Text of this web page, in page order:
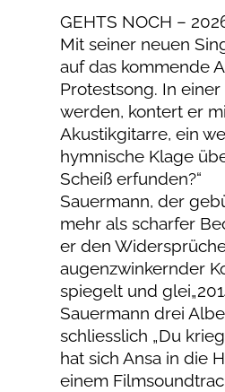
GEHTS NOCH –
Mit seiner neuen
auf das kommende
Protestsong. In
werden, kontert er
Akustikgitarre, ein
hymnische Klage
Scheiß erfunden?“
Sauermann, der
mehr als scharfer
er den
augenzwinkernder
spiegelt und
Sauermann drei
schliesslich „Du
hat sich Ansa in die
einem